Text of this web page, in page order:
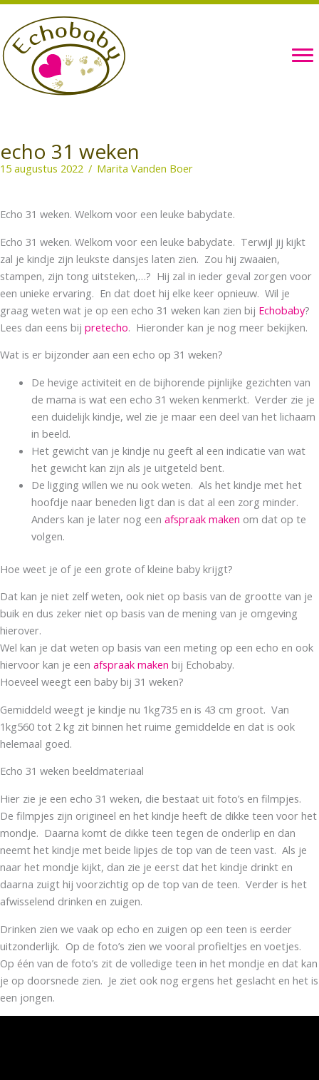
Ga
naar
de
inhoud
echo 31 weken
15 augustus 2022 / Marita Vanden Boer
Echo 31 weken. Welkom voor een leuke babydate.
Echo 31 weken. Welkom voor een leuke babydate. Terwijl jij kijkt
zal je kindje zijn leukste dansjes laten zien. Zou hij zwaaien,
stampen, zijn tong uitsteken,…? Hij zal in ieder geval zorgen voor
een unieke ervaring. En dat doet hij elke keer opnieuw. Wil je
graag weten wat je op een echo 31 weken kan zien bij Echobaby?
Lees dan eens bij pretecho. Hieronder kan je nog meer bekijken.
Wat is er bijzonder aan een echo op 31 weken?
De hevige activiteit en de bijhorende pijnlijke gezichten van
de mama is wat een echo 31 weken kenmerkt. Verder zie je
een duidelijk kindje, wel zie je maar een deel van het lichaam
in beeld.
Het gewicht van je kindje nu geeft al een indicatie van wat
het gewicht kan zijn als je uitgeteld bent.
De ligging willen we nu ook weten. Als het kindje met het
hoofdje naar beneden ligt dan is dat al een zorg minder.
Anders kan je later nog een afspraak maken om dat op te
volgen.
Hoe weet je of je een grote of kleine baby krijgt?
Dat kan je niet zelf weten, ook niet op basis van de grootte van je
buik en dus zeker niet op basis van de mening van je omgeving
hierover.
Wel kan je dat weten op basis van een meting op een echo en ook
hiervoor kan je een afspraak maken bij Echobaby.
Hoeveel weegt een baby bij 31 weken?
Gemiddeld weegt je kindje nu 1kg735 en is 43 cm groot. Van
1kg560 tot 2 kg zit binnen het ruime gemiddelde en dat is ook
helemaal goed.
Echo 31 weken beeldmateriaal
Hier zie je een echo 31 weken, die bestaat uit foto’s en filmpjes.
De filmpjes zijn origineel en het kindje heeft de dikke teen voor het
mondje. Daarna komt de dikke teen tegen de onderlip en dan
neemt het kindje met beide lipjes de top van de teen vast. Als je
naar het mondje kijkt, dan zie je eerst dat het kindje drinkt en
daarna zuigt hij voorzichtig op de top van de teen. Verder is het
afwisselend drinken en zuigen.
Drinken zien we vaak op echo en zuigen op een teen is eerder
uitzonderlijk. Op de foto’s zien we vooral profieltjes en voetjes.
Op één van de foto’s zit de volledige teen in het mondje en dat kan
je op doorsnede zien. Je ziet ook nog ergens het geslacht en het is
een jongen.